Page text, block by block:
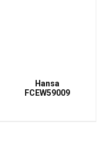
Hansa
FCEW59009